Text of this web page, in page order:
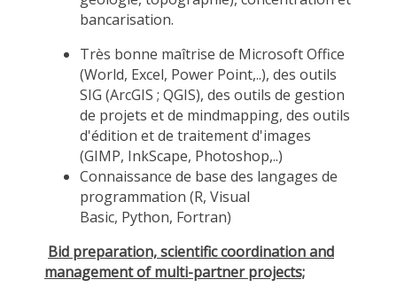
bancarisation.
Très bonne maîtrise de Microsoft Office
(World, Excel, Power Point,..), des outils
SIG (ArcGIS ; QGIS), des outils de gestion
de projets et de mindmapping, des outils
d'édition et de traitement d'images
(GIMP, InkScape, Photoshop,..)
Connaissance de base des langages de
programmation (R, Visual
Basic, Python, Fortran)
Bid preparation, scientific coordination and
management of multi-partner projects;